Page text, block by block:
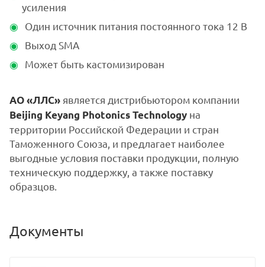
усиления
Один источник питания постоянного тока 12 В
Выход SMA
Может быть кастомизирован
АО «ЛЛС» является дистрибьютором компании
Beijing Keyang Photonics Technology на
территории Российской Федерации и стран
Таможенного Союза, и предлагает наиболее
выгодные условия поставки продукции, полную
техническую поддержку, а также поставку
образцов.
Документы